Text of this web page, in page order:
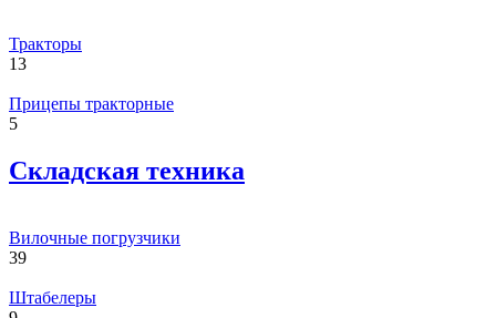
Тракторы
13
Прицепы тракторные
5
Складская техника
Вилочные погрузчики
39
Штабелеры